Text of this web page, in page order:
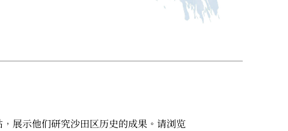
展示他们研究沙田区历史的成果。请浏览